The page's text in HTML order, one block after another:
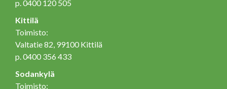
p. 0400 120 505
Kittilä
Toimisto:
Valtatie 82, 99100 Kittilä
p. 0400 356 433
Sodankylä
Toimisto: